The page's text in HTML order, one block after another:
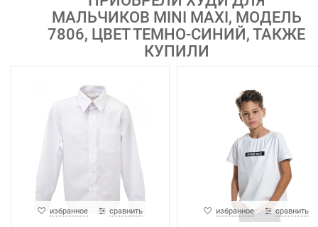
МАЛЬЧИКОВ MINI MAXI, МОДЕЛЬ
7806, ЦВЕТ ТЕМНО-СИНИЙ, ТАКЖЕ
КУПИЛИ
избранное сравнить избранное сравнить